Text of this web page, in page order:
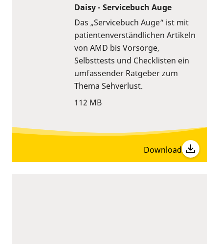
Daisy - Servicebuch Auge
Das „Servicebuch Auge“ ist mit
patientenverständlichen Artikeln
von AMD bis Vorsorge,
Selbsttests und Checklisten ein
umfassender Ratgeber zum
Thema Sehverlust.
112 MB
Download